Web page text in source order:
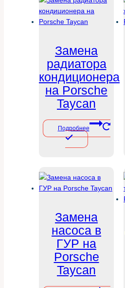
Замена
радиатора
кондиционера
на Porsche
Taycan
Подробнее
Замена
насоса в
ГУР на
Porsche
Taycan